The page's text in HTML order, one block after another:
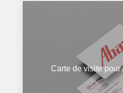
Carte de visite